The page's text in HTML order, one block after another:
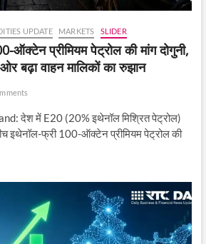
UPDATE MARKETS SLIDER
ऑक्टेन प्रीमियम पेट्रोल की मांग दोगुनी,
बढ़ा वाहन मालिकों का रुझान
देश में E20 (20% इथेनॉल मिश्रित पेट्रोल)
इथेनॉल-फ्री 100-ऑक्टेन प्रीमियम पेट्रोल की